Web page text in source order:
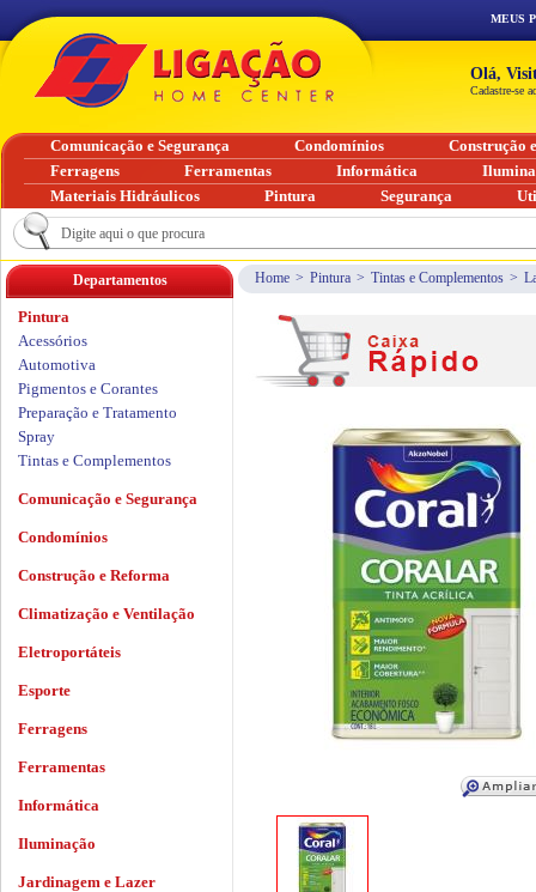
Home > Pintura > Tintas e Complementos >
Departamentos
Pintura
Acessórios
Automotiva
Pigmentos e Corantes
Preparação e Tratamento
Spray
Tintas e Complementos
Comunicação e Segurança
Condomínios
Construção e Reforma
Climatização e Ventilação
Eletroportáteis
Esporte
Ferragens
Ferramentas
Informática
Iluminação
Jardinagem e Lazer
MEUS
Olá,
Cadastre-se
Comunicação e Segurança Condomínios
Construção
Ferragens
Ferramentas Informática
Materiais Hidráulicos
Pintura Segurança